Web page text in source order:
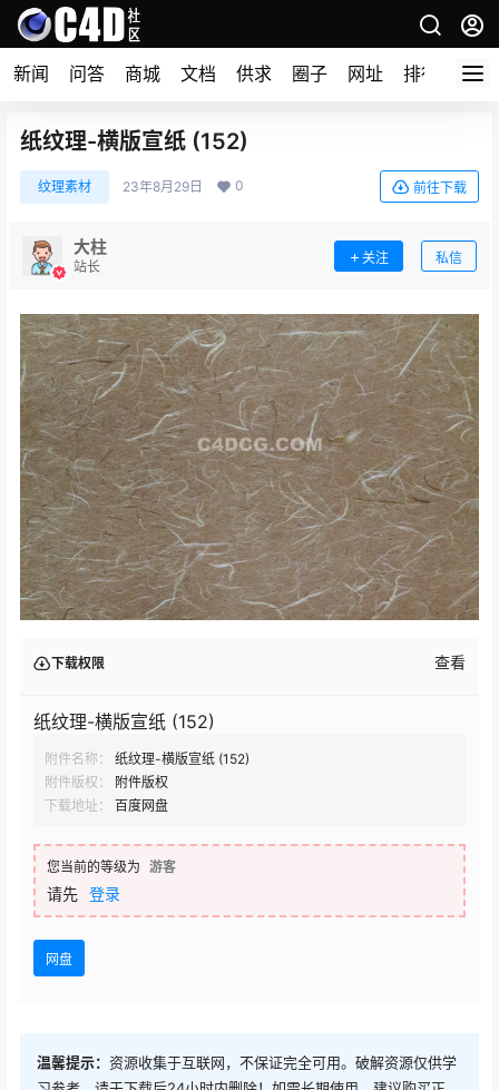
新闻 问答 商城 文档 供求 圈子 网址 排行榜
纸纹理-横版宣纸 (152)
纹理素材 23年8月29日 0 前往下载
大柱
站长
关注 私信
下载权限 查看
纸纹理-横版宣纸 (152)
附件名称：
纸纹理-横版宣纸 (152)
附件版权：
附件版权
下载地址：
百度网盘
您当前的等级为 游客
请先 登录
网盘
温馨提示： 资源收集于互联网，不保证完全可用。破解资源仅供学